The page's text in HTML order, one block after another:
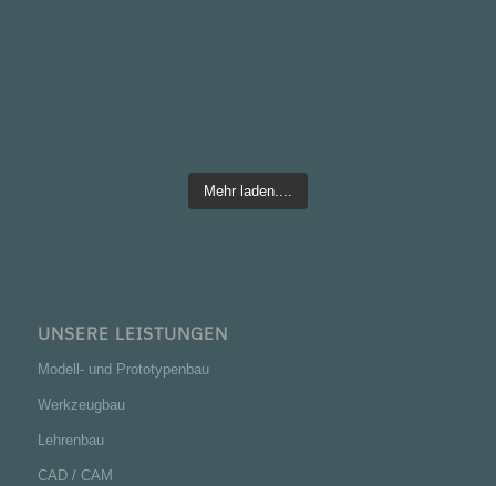
Mehr laden....
UNSERE LEISTUNGEN
Modell- und Prototypenbau
Werkzeugbau
Lehrenbau
CAD / CAM